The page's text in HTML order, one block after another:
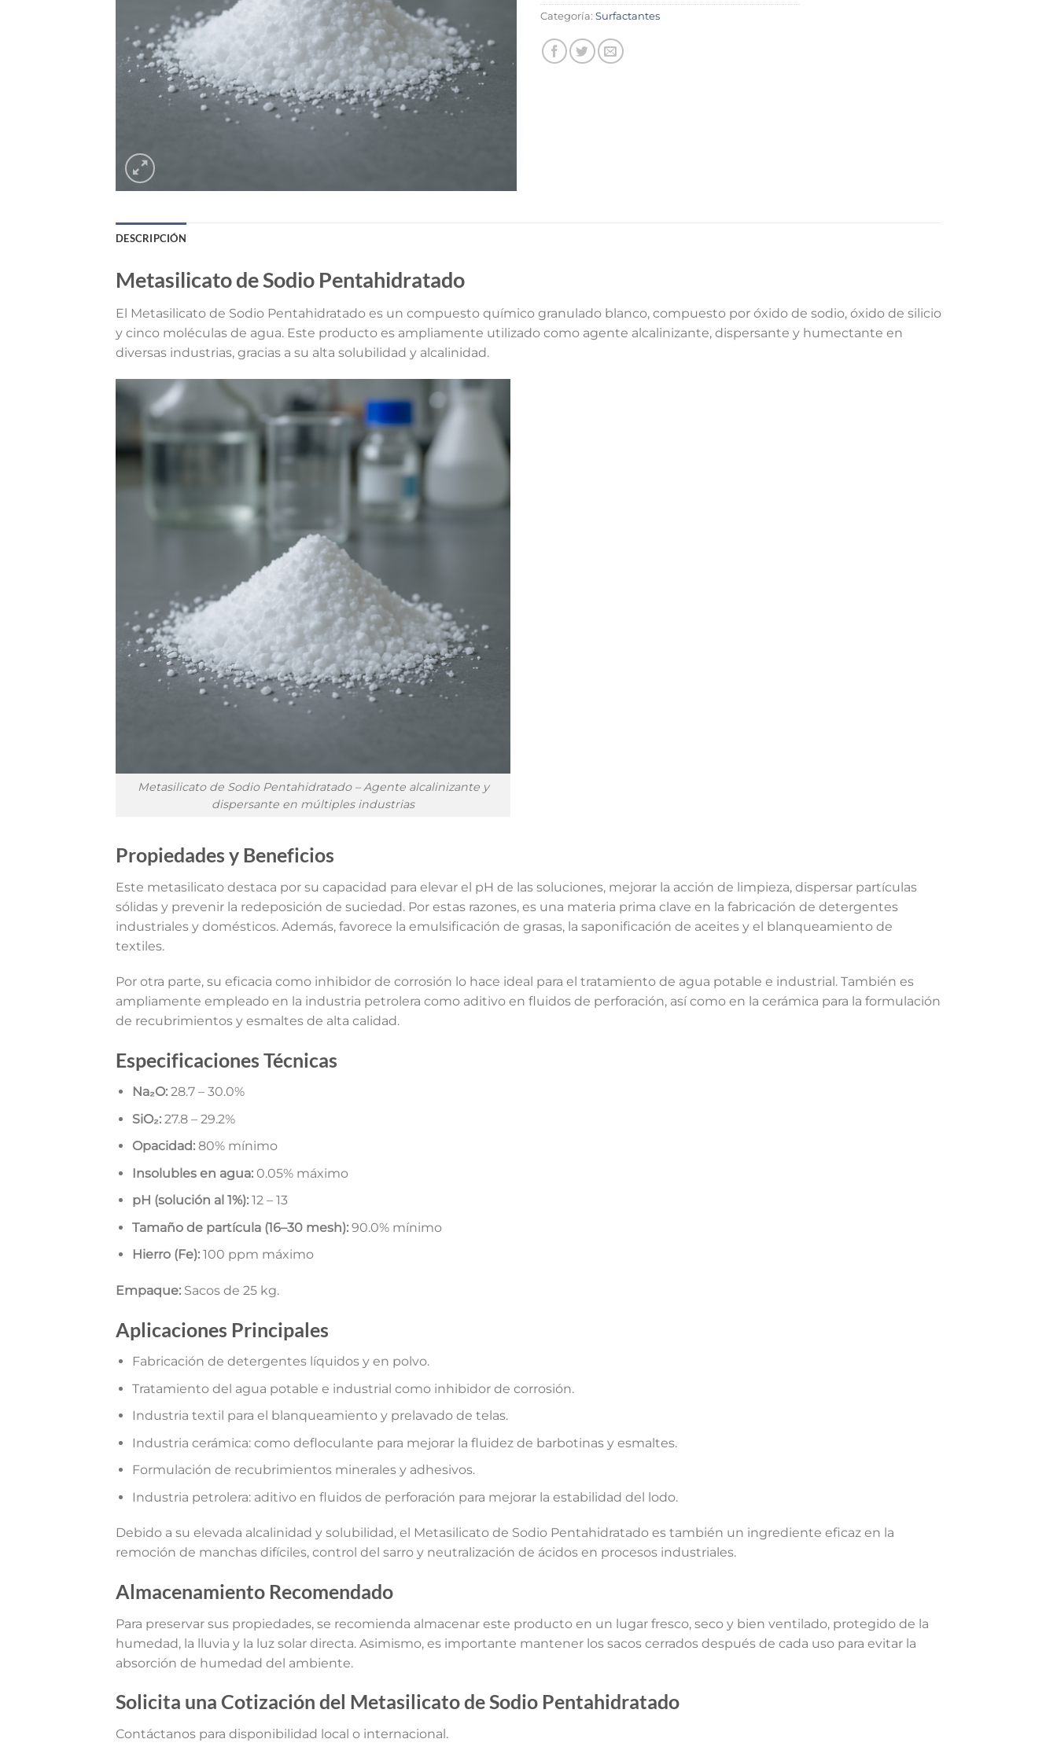
Categoría: Surfactantes
DESCRIPCIÓN
Metasilicato de Sodio Pentahidratado
El Metasilicato de Sodio Pentahidratado es un compuesto químico granulado blanco, compuesto por óxido de sodio, óxido de silicio
y cinco moléculas de agua. Este producto es ampliamente utilizado como agente alcalinizante, dispersante y humectante en
diversas industrias, gracias a su alta solubilidad y alcalinidad.
Metasilicato de Sodio Pentahidratado – Agente alcalinizante y
dispersante en múltiples industrias
Propiedades y Beneficios
Este metasilicato destaca por su capacidad para elevar el pH de las soluciones, mejorar la acción de limpieza, dispersar partículas
sólidas y prevenir la redeposición de suciedad. Por estas razones, es una materia prima clave en la fabricación de detergentes
industriales y domésticos. Además, favorece la emulsificación de grasas, la saponificación de aceites y el blanqueamiento de
textiles.
Por otra parte, su eficacia como inhibidor de corrosión lo hace ideal para el tratamiento de agua potable e industrial. También es
ampliamente empleado en la industria petrolera como aditivo en fluidos de perforación, así como en la cerámica para la formulación
de recubrimientos y esmaltes de alta calidad.
Especificaciones Técnicas
Na₂O:28.7 – 30.0%
SiO₂:27.8 – 29.2%
Opacidad:80% mínimo
Insolubles en agua:0.05% máximo
pH (solución al 1%):12 – 13
Tamaño de partícula (16–30 mesh):90.0% mínimo
Hierro (Fe):100 ppm máximo
Empaque: Sacos de 25 kg.
Aplicaciones Principales
Fabricación de detergentes líquidos y en polvo.
Tratamiento del agua potable e industrial como inhibidor de corrosión.
Industria textil para el blanqueamiento y prelavado de telas.
Industria cerámica: como defloculante para mejorar la fluidez de barbotinas y esmaltes.
Formulación de recubrimientos minerales y adhesivos.
Industria petrolera: aditivo en fluidos de perforación para mejorar la estabilidad del lodo.
Debido a su elevada alcalinidad y solubilidad, el Metasilicato de Sodio Pentahidratado es también un ingrediente eficaz en la
remoción de manchas difíciles, control del sarro y neutralización de ácidos en procesos industriales.
Almacenamiento Recomendado
Para preservar sus propiedades, se recomienda almacenar este producto en un lugar fresco, seco y bien ventilado, protegido de la
humedad, la lluvia y la luz solar directa. Asimismo, es importante mantener los sacos cerrados después de cada uso para evitar la
absorción de humedad del ambiente.
Solicita una Cotización del Metasilicato de Sodio Pentahidratado
Contáctanos para disponibilidad local o internacional.